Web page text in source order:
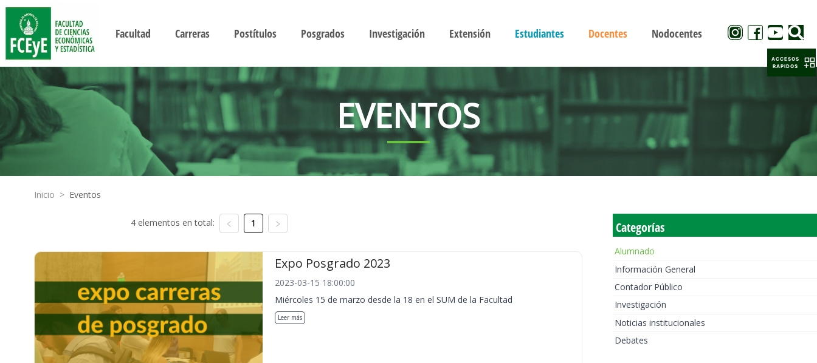
Facultad Carreras Postítulos Posgrados Investigación Extensión Estudiantes Docentes Nodocentes
EVENTOS
Inicio > Eventos
4 elementos en total: 1
Expo Posgrado 2023
2023-03-15 18:00:00
Miércoles 15 de marzo desde la 18 en el SUM de la Facultad
Leer más
Categorías
Alumnado
Información General
Contador Público
Investigación
Noticias institucionales
Debates
ACCESOS
RAPIDOS